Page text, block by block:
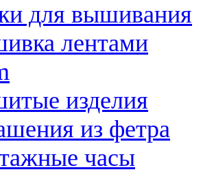
для вышивания
лентами
изделия
из фетра
часы